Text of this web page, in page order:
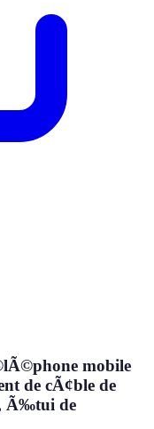
mobile
de cÃ¢ble de
Ã‰tui de